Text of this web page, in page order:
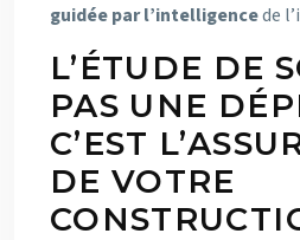
guidée par l’intelligencede
L’ÉTUDE DE
PAS UNE
C’EST
DE VOTRE